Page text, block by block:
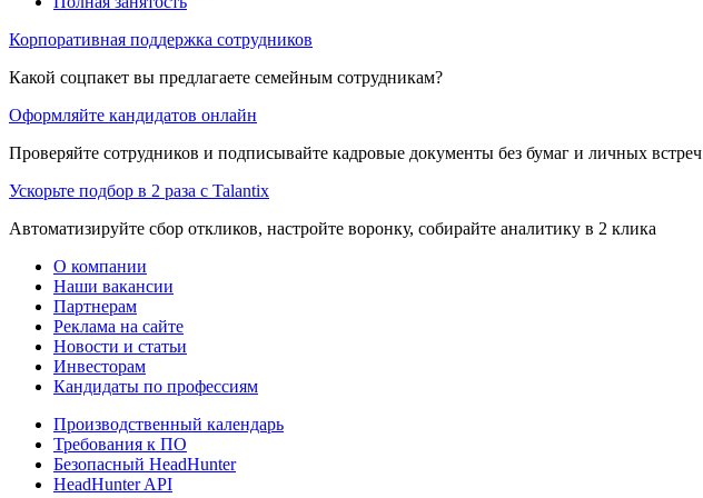
Корпоративная поддержка сотрудников
Какой соцпакет вы предлагаете семейным сотрудникам?
Оформляйте кандидатов онлайн
Проверяйте сотрудников и подписывайте кадровые документы без бумаг и личных встреч
Ускорьте подбор в 2 раза с Talantix
Автоматизируйте сбор откликов, настройте воронку, собирайте аналитику в 2 клика
О компании
Наши вакансии
Партнерам
Реклама на сайте
Новости и статьи
Инвесторам
Кандидаты по профессиям
Производственный календарь
Требования к ПО
Безопасный HeadHunter
HeadHunter API